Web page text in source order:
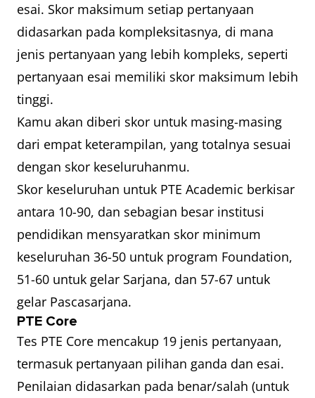
esai. Skor maksimum setiap pertanyaan
didasarkan pada kompleksitasnya, di mana
jenis pertanyaan yang lebih kompleks, seperti
pertanyaan esai memiliki skor maksimum lebih
tinggi.
Kamu akan diberi skor untuk masing-masing
dari empat keterampilan, yang totalnya sesuai
dengan skor keseluruhanmu.
Skor keseluruhan untuk PTE Academic berkisar
antara 10-90, dan sebagian besar institusi
pendidikan mensyaratkan skor minimum
keseluruhan 36-50 untuk program Foundation,
51-60 untuk gelar Sarjana, dan 57-67 untuk
gelar Pascasarjana.
PTE Core
Tes PTE Core mencakup 19 jenis pertanyaan,
termasuk pertanyaan pilihan ganda dan esai.
Penilaian didasarkan pada benar/salah (untuk